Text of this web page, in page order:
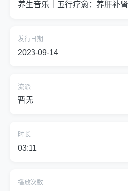
养生音乐｜五行疗愈：养肝补肾
发行日期
2023-09-14
流派
暂无
时长
03:11
播放次数